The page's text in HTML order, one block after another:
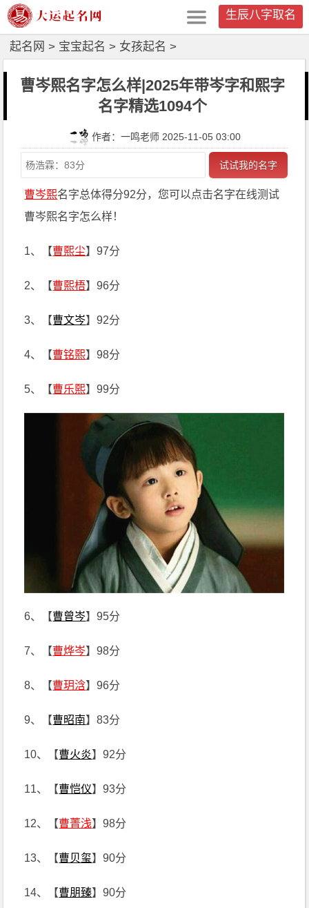
生辰八字取名
起名网 > 宝宝起名 > 女孩起名 >
曹岑熙名字怎么样|2025年带岑字和熙字
名字精选1094个
作者：一鸣老师 2025-11-05 03:00
试试我的名字
曹岑熙名字总体得分92分，您可以点击名字在线测试
曹岑熙名字怎么样！
1、【曹熙尘】97分
2、【曹熙梧】96分
3、【曹文岑】92分
4、【曹铭熙】98分
5、【曹乐熙】99分
6、【曹曾岑】95分
7、【曹烨岑】98分
8、【曹玥浛】96分
9、【曹昭南】83分
10、【曹火炎】92分
11、【曹恺仪】93分
12、【曹菁浅】98分
13、【曹贝玺】90分
14、【曹朋臻】90分